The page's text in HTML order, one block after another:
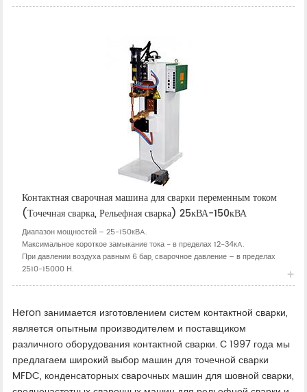
Контактная сварочная машина для сварки переменным током
(Точечная сварка, Рельефная сварка) 25кВА-150кВА
Диапазон мощностей – 25-150кВA.
Максимальное короткое замыкание тока - в пределах 12-34кA.
При давлении воздуха равным 6 бар, сварочное давление – в пределах
2510-15000 Н.
Heron занимается изготовлением систем контактной сварки,
является опытным производителем и поставщиком
различного оборудования контактной сварки. С 1997 года мы
предлагаем широкий выбор машин для точечной сварки
MFDC, конденсаторных сварочных машин для шовной сварки,